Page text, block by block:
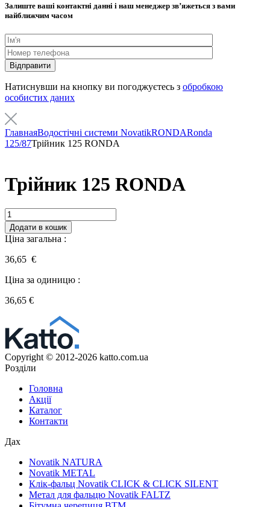
Залиште ваші контактні данні і наш менеджер звʼяжеться з вами
найближчим часом
Натиснувши на кнопку ви погоджуєтесь з обробкою
особистих даних
ГлавнаяВодостічні системи NovatikRONDARonda
125/87Трійник 125 RONDA
Трійник 125 RONDA
Кількість
Додати в кошик
Ціна загальна :
36,65 €
Ціна за одиницю :
36,65 €
Copyright © 2012-2026 katto.com.ua
Розділи
Головна
Акції
Каталог
Контакти
Дах
Novatik NATURA
Novatik METAL
Клік-фальц Novatik CLICK & CLICK SILENT
Метал для фальцю Novatik FALTZ